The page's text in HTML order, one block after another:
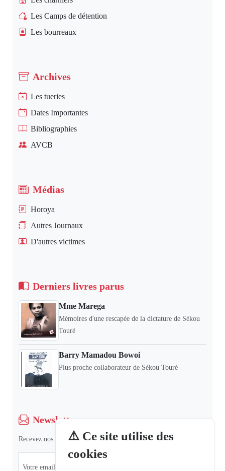
⚠️ Ce site utilise des
cookies
Les Camps de détention
Les bourreaux
Archives
Les tueries
Dates Importantes
Bibliographies
AVCB
Médias
Horoya
Autres Journaux
D'autres victimes
Derniers livres parus
Mme Marega
Mémoires d'une rescapée de la dictature de Sékou
Touré
Barry Mamadou Bowoi
Plus proche collaborateur de Sékou Touré
Newsletter
Recevez nos dernières informations et actualités.